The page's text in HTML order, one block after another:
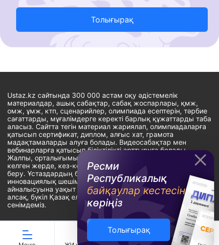
Ресми
Республикалық
байқаулар кестесін
көріңіз
Толығырақ
Толығырақ
Ustaz.kz сайтында 300 000 астам оқу әдістемелік
материалдар, ашық сабақтар, сабақ жоспарлары, қмж,
омж, ұмж, ктп, сценарийлер, олимпиада есептерін, тәрбие
сағаттарды, мұғалімдерге керекті барлық құжаттарды таба
аласыз. Сайтта тегін материал жариялап, олимпиадаларға
қатысып сертификат, диплом, алғыс хат, грамота
мадақтамаларды алуға болады. Видеосабақтар мен
вебинарларға қатысып біліктілікті арттыруға болады.
Жалпы, орталығымыздың басты мақсаты: ұстаздарға кез-
келген жерде, кез-келген уақытта білім алуына мүмкіндік
беру. Ұстаздардың барлық өзекті мәселелеріне
инновациялық шешім тауып, шығармашылық жұмыспен
айналысуына уақыт сыйлау. «Ұстаздарға сапалы білім бере
алсақ, бүкіл Қазақ еліне білім бере аламыз» - деген
сенімдеміз.
Сайт Peaksoft веб-студиясында жасалған - Peaksoft.kz